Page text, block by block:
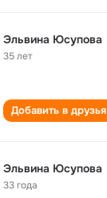
Эльвина Юсупова
35 лет
Добавить в друзья
Эльвина Юсупова
33 года